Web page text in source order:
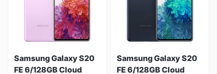
Samsung Galaxy S20
FE 6/128GB Cloud
Samsung Galaxy S20
FE 6/128GB Cloud